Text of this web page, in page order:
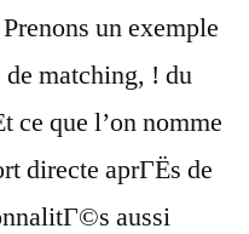
un exemple
matching, ! du
ce que l’on nomme
directe aprГЁs de
aussi